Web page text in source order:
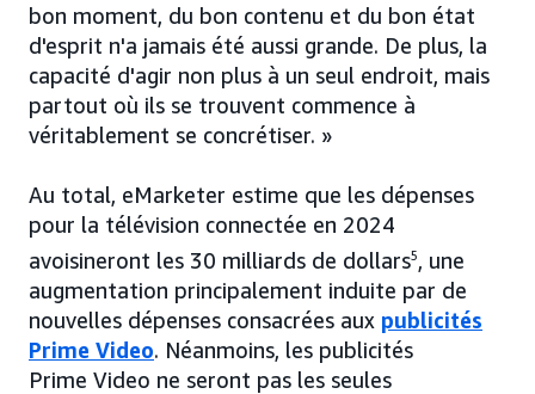
bon moment, du bon contenu et du bon état
d'esprit n'a jamais été aussi grande. De plus, la
capacité d'agir non plus à un seul endroit, mais
partout où ils se trouvent commence à
véritablement se concrétiser. »
Au total, eMarketer estime que les dépenses
pour la télévision connectée en 2024
avoisineront les 30 milliards de dollars5, une
augmentation principalement induite par de
nouvelles dépenses consacrées aux publicités
Prime Video. Néanmoins, les publicités
Prime Video ne seront pas les seules